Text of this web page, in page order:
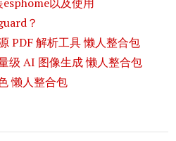
？
PDF 解析工具 懒人整合包
级 AI 图像生成 懒人整合包
懒人整合包